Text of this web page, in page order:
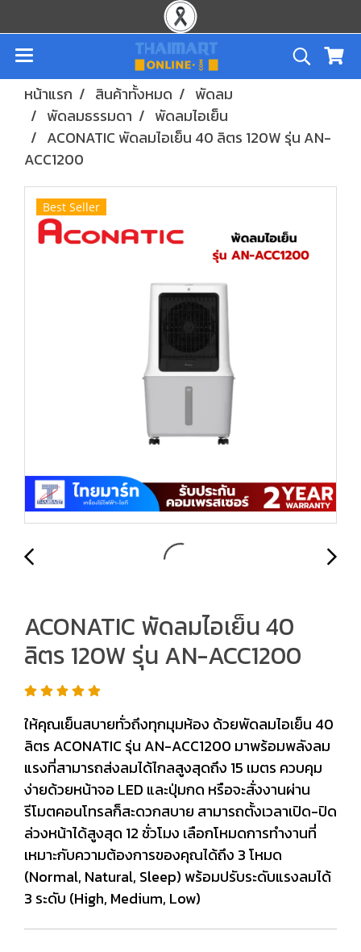
หน้าแรก สินค้าทั้งหมด
พัดลม
พัดลมธรรมดา
พัดลมไอเย็น
ACONATIC พัดลมไอเย็น 40 ลิตร 120W รุ่น AN-
ACC1200
Best Seller
ACONATIC พัดลมไอเย็น 40
ลิตร 120W รุ่น AN-ACC1200
ให้คุณเย็นสบายทั่วถึงทุกมุมห้อง ด้วยพัดลมไอเย็น 40
ลิตร ACONATIC รุ่น AN-ACC1200 มาพร้อมพลังลม
แรงที่สามารถส่งลมได้ไกลสูงสุดถึง 15 เมตร ควบคุม
ง่ายด้วยหน้าจอ LED และปุ่มกด หรือจะสั่งงานผ่าน
รีโมตคอนโทรลก็สะดวกสบาย สามารถตั้งเวลาเปิด-ปิด
ล่วงหน้าได้สูงสุด 12 ชั่วโมง เลือกโหมดการทำงานที่
เหมาะกับความต้องการของคุณได้ถึง 3 โหมด
(Normal, Natural, Sleep) พร้อมปรับระดับแรงลมได้
3 ระดับ (High, Medium, Low)